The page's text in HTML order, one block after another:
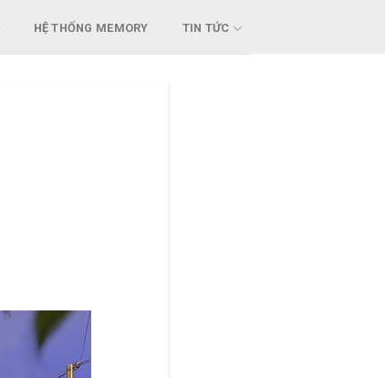
HỆ THỐNG MEMORY TIN TỨC